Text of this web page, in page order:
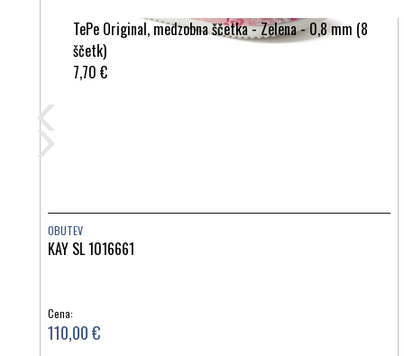
TePe Original, medzobna ščetka - Zelena - 0,8 mm (8
ščetk)
7,70 €
OBUTEV
KAY SL 1016661
Cena:
110,00 €